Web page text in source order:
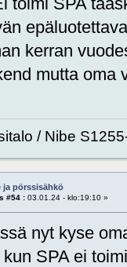
kerran
mutta oma
/ Nibe
ja pörssisähkö
#54 :03.01.24 - klo:19:10 »
nyt kyse
SPA ei